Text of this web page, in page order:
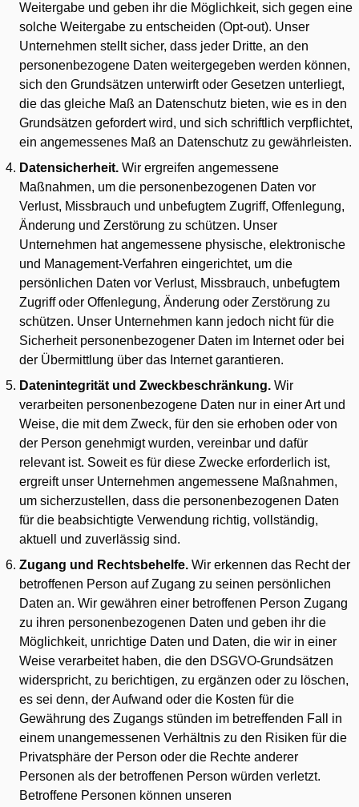
Weitergabe und geben ihr die Möglichkeit, sich gegen eine
solche Weitergabe zu entscheiden (Opt-out). Unser
Unternehmen stellt sicher, dass jeder Dritte, an den
personenbezogene Daten weitergegeben werden können,
sich den Grundsätzen unterwirft oder Gesetzen unterliegt,
die das gleiche Maß an Datenschutz bieten, wie es in den
Grundsätzen gefordert wird, und sich schriftlich verpflichtet,
ein angemessenes Maß an Datenschutz zu gewährleisten.
Datensicherheit. Wir ergreifen angemessene
Maßnahmen, um die personenbezogenen Daten vor
Verlust, Missbrauch und unbefugtem Zugriff, Offenlegung,
Änderung und Zerstörung zu schützen. Unser
Unternehmen hat angemessene physische, elektronische
und Management-Verfahren eingerichtet, um die
persönlichen Daten vor Verlust, Missbrauch, unbefugtem
Zugriff oder Offenlegung, Änderung oder Zerstörung zu
schützen. Unser Unternehmen kann jedoch nicht für die
Sicherheit personenbezogener Daten im Internet oder bei
der Übermittlung über das Internet garantieren.
Datenintegrität und Zweckbeschränkung. Wir
verarbeiten personenbezogene Daten nur in einer Art und
Weise, die mit dem Zweck, für den sie erhoben oder von
der Person genehmigt wurden, vereinbar und dafür
relevant ist. Soweit es für diese Zwecke erforderlich ist,
ergreift unser Unternehmen angemessene Maßnahmen,
um sicherzustellen, dass die personenbezogenen Daten
für die beabsichtigte Verwendung richtig, vollständig,
aktuell und zuverlässig sind.
Zugang und Rechtsbehelfe. Wir erkennen das Recht der
betroffenen Person auf Zugang zu seinen persönlichen
Daten an. Wir gewähren einer betroffenen Person Zugang
zu ihren personenbezogenen Daten und geben ihr die
Möglichkeit, unrichtige Daten und Daten, die wir in einer
Weise verarbeitet haben, die den DSGVO-Grundsätzen
widerspricht, zu berichtigen, zu ergänzen oder zu löschen,
es sei denn, der Aufwand oder die Kosten für die
Gewährung des Zugangs stünden im betreffenden Fall in
einem unangemessenen Verhältnis zu den Risiken für die
Privatsphäre der Person oder die Rechte anderer
Personen als der betroffenen Person würden verletzt.
Betroffene Personen können unseren